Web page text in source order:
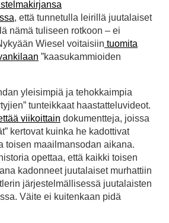
, että tunnetulla leirillä juutalaiset
nämä tuliseen rotkoon – ei
Wiesel voitaisiin tuomita
”kaasukammioiden
yleisimpiä ja tehokkaimpia
tunteikkaat haastatteluvideot.
viikoittain dokumentteja, joissa
kertovat kuinka he kadottivat
toisen maailmansodan aikana.
opettaa, että kaikki toisen
kadonneet juutalaiset murhattiin
järjestelmällisessä juutalaisten
Väite ei kuitenkaan pidä